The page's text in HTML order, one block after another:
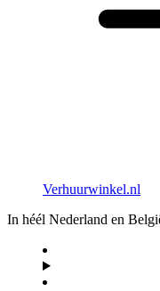
Verhuurwinkel.nl
In héél Nederland en